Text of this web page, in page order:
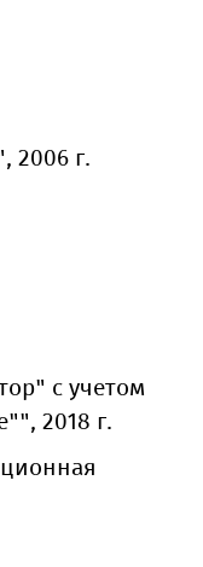
2006 г.
с учетом
2018 г.